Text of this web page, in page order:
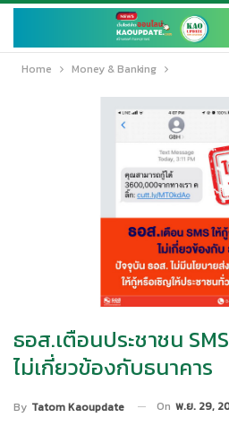
Home Money & Banking
ธอส.เตือนประชาชน
ไม่เกี่ยวข้องกับธนาคาร
By Tatom Kaoupdate On พ.ย. 29,